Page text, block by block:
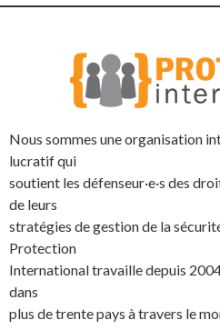
Nous sommes une organisation
lucratif qui
soutient les défenseur·e·s des
de leurs
stratégies de gestion de la
Protection
International travaille depuis
dans
plus de trente pays à travers le